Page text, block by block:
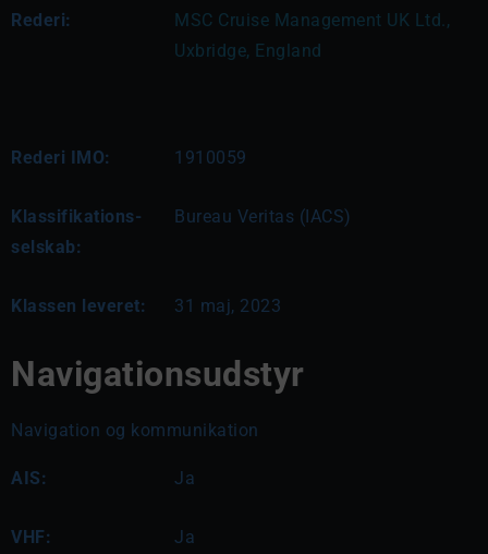
Rederi:
MSC Cruise Management UK Ltd.,
Uxbridge, England
Rederi IMO: 1910059
Klassifikations-
selskab:
Bureau Veritas (IACS)
Klassen leveret: 31 maj, 2023
Navigationsudstyr
Navigation og kommunikation
AIS: Ja
VHF: Ja